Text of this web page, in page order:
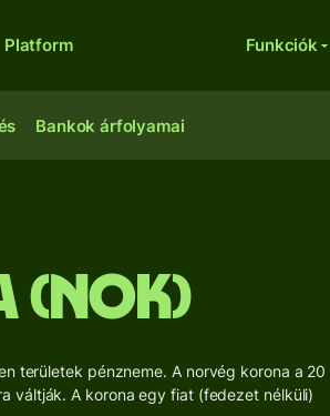
Platform Funkciók
Bankok árfolyamai
területek pénzneme. A norvég korona a 20
váltják. A korona egy fiat (fedezet nélküli)